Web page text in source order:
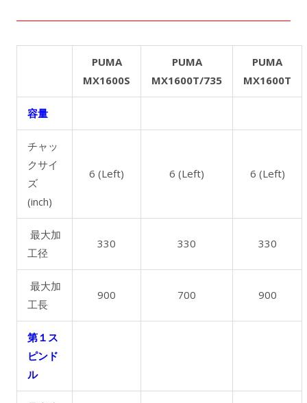
PUMA
MX1600S
PUMA
MX1600T/735
PUMA
MX1600T
容量
チャッ
クサイ
ズ
(inch)
6 (Left) 6 (Left) 6 (Left)
最大加
工径
330 330 330
最大加
工長
900 700 900
第１ス
ピンド
ル